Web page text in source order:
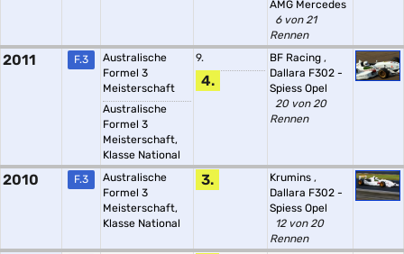
AMG Mercedes
6 von 21
Rennen
2011 F.3
Australische
Formel 3
Meisterschaft
Australische
Formel 3
Meisterschaft,
Klasse National
9.
4.
BF Racing ,
Dallara F302 -
Spiess Opel
20 von 20
Rennen
2010 F.3
Australische
Formel 3
Meisterschaft,
Klasse National
3. Krumins ,
Dallara F302 -
Spiess Opel
12 von 20
Rennen